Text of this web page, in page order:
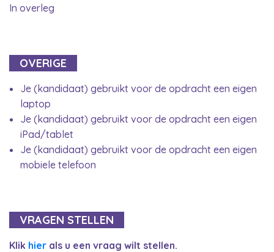
In overleg
OVERIGE
Je (kandidaat) gebruikt voor de opdracht een eigen
laptop
Je (kandidaat) gebruikt voor de opdracht een eigen
iPad/tablet
Je (kandidaat) gebruikt voor de opdracht een eigen
mobiele telefoon
VRAGEN STELLEN
Klik hier als u een vraag wilt stellen.